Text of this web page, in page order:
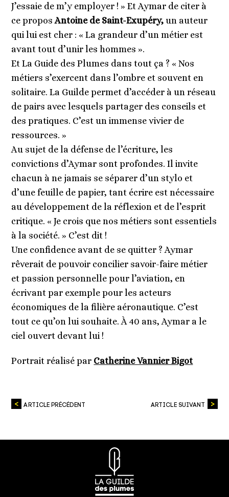
J’essaie de m’y employer ! » Et Aymar de citer à
ce proposAntoine de Saint-Exupéry, un auteur
qui lui est cher : « La grandeur d’un métier est
avant tout d’unir les hommes ».
Et La Guide des Plumes dans tout ça ? « Nos
métiers s’exercent dans l’ombre et souvent en
solitaire. La Guilde permet d’accéder à un réseau
de pairs avec lesquels partager des conseils et
des pratiques. C’est un immense vivier de
ressources. »
Au sujet de la défense de l’écriture, les
convictions d’Aymar sont profondes. Il invite
chacun à ne jamais se séparer d’un stylo et
d’une feuille de papier, tant écrire est nécessaire
au développement de la réflexion et de l’esprit
critique. « Je crois que nos métiers sont essentiels
à la société. » C’est dit !
Une confidence avant de se quitter ? Aymar
rêverait de pouvoir concilier savoir-faire métier
et passion personnelle pour l’aviation, en
écrivant par exemple pour les acteurs
économiques de la filière aéronautique. C’est
tout ce qu’on lui souhaite. À 40 ans, Aymar a le
ciel ouvert devant lui !
Portrait réalisé par Catherine Vannier Bigot
ARTICLE PRÉCÉDENT ARTICLE SUIVANT